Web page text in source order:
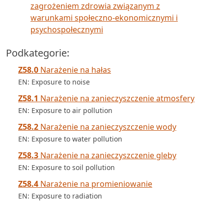
zagrożeniem zdrowia związanym z
warunkami społeczno-ekonomicznymi i
psychospołecznymi
Podkategorie:
Z58.0 Narażenie na hałas
EN: Exposure to noise
Z58.1 Narażenie na zanieczyszczenie atmosfery
EN: Exposure to air pollution
Z58.2 Narażenie na zanieczyszczenie wody
EN: Exposure to water pollution
Z58.3 Narażenie na zanieczyszczenie gleby
EN: Exposure to soil pollution
Z58.4 Narażenie na promieniowanie
EN: Exposure to radiation